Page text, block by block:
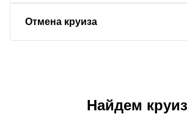
Отмена круиза
Найдем круиз